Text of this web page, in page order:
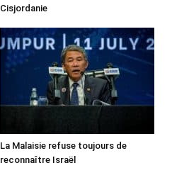
Cisjordanie
La Malaisie refuse toujours de
reconnaître Israël